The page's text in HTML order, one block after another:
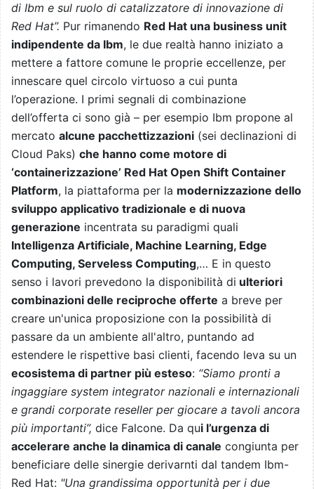
di Ibm e sul ruolo di catalizzatore di innovazione di
Red Hat”. Pur rimanendo Red Hat una business unit
indipendente da Ibm, le due realtà hanno iniziato a
mettere a fattore comune le proprie eccellenze, per
innescare quel circolo virtuoso a cui punta
l’operazione. I primi segnali di combinazione
dell’offerta ci sono già – per esempio Ibm propone al
mercato alcune pacchettizzazioni (sei declinazioni di
Cloud Paks) che hanno come motore di
‘containerizzazione’ Red Hat Open Shift Container
Platform, la piattaforma per la modernizzazione dello
sviluppo applicativo tradizionale e di nuova
generazione incentrata su paradigmi quali
Intelligenza Artificiale, Machine Learning, Edge
Computing, Serveless Computing,… E in questo
senso i lavori prevedono la disponibilità di ulteriori
combinazioni delle reciproche offerte a breve per
creare un'unica proposizione con la possibilità di
passare da un ambiente all'altro, puntando ad
estendere le rispettive basi clienti, facendo leva su un
ecosistema di partner più esteso: “Siamo pronti a
ingaggiare system integrator nazionali e internazionali
e grandi corporate reseller per giocare a tavoli ancora
più importanti”, dice Falcone. Da qui l’urgenza di
accelerare anche la dinamica di canale congiunta per
beneficiare delle sinergie derivarnti dal tandem Ibm-
Red Hat: "Una grandissima opportunità per i due